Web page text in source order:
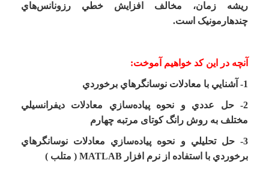
ريشه زمان، مخالف افزايش خطي رزونانس‌هاي
چندهارمونيک است.
آنچه در این کد خواهيم آموخت:
1- آشنايي با معادلات نوسانگرهاي برخوردي
2- حل عددي و نحوه پياده‌سازي معادلات دیفرانسيلي
مختلف به روش رانگ کوتای مرتبه چهارم
3- حل تحليلي و نحوه پياده‌سازي معادلات نوسانگرهاي
برخوردي با استفاده از نرم افزار MATLAB ( متلب )